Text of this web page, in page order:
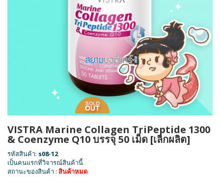
VISTRA Marine Collagen TriPeptide 1300
& Coenzyme Q10 บรรจุ 50 เม็ด [เลิกผลิต]
รหัสสินค้า: s08-12
เป็นคนแรกที่วิจารณ์สินค้านี้
สถานะของสินค้า : สินค้าหมด